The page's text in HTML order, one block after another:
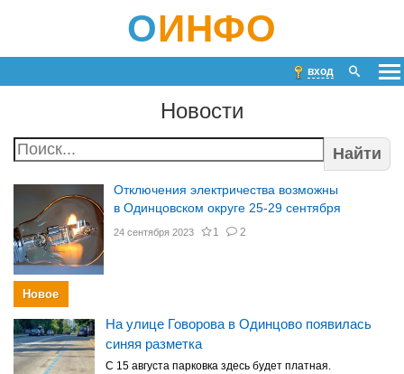
ОИНФО
вход
Новости
Найти
Отключения электричества возможны
в Одинцовском округе 25-29 сентября
24 сентября 2023 1 2
Новое
На улице Говорова в Одинцово появилась
синяя разметка
С 15 августа парковка здесь будет платная.